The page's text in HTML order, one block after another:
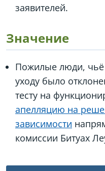
заявителей.
Значение
Пожилые люди, чьё
уходу было
тесту на
апелляцию на
зависимости
комиссии Битуах